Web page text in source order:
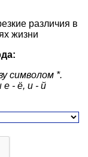
различия в
жизни
символом *.
- ё, и - й